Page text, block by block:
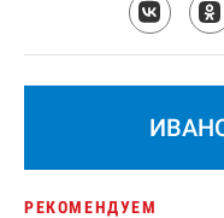
РЕКОМЕНДУЕМ